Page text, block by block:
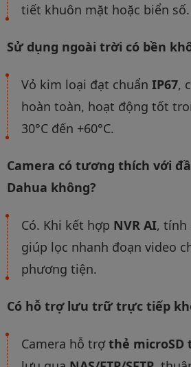
tiết khuôn mặt hoặc biển số.
Sử dụng ngoài trời có bền
Vỏ kim loại đạt chuẩn IP67,
hoàn toàn, hoạt động tốt
30°C đến +60°C.
Camera có tương thích với
Dahua không?
Có. Khi kết hợp NVR AI, tính
giúp lọc nhanh đoạn video
phương tiện.
Có hỗ trợ lưu trữ trực tiếp
Camera hỗ trợthẻ microSD